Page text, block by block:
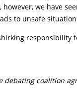
however, we have
to unsafe
responsibility
debating coalition